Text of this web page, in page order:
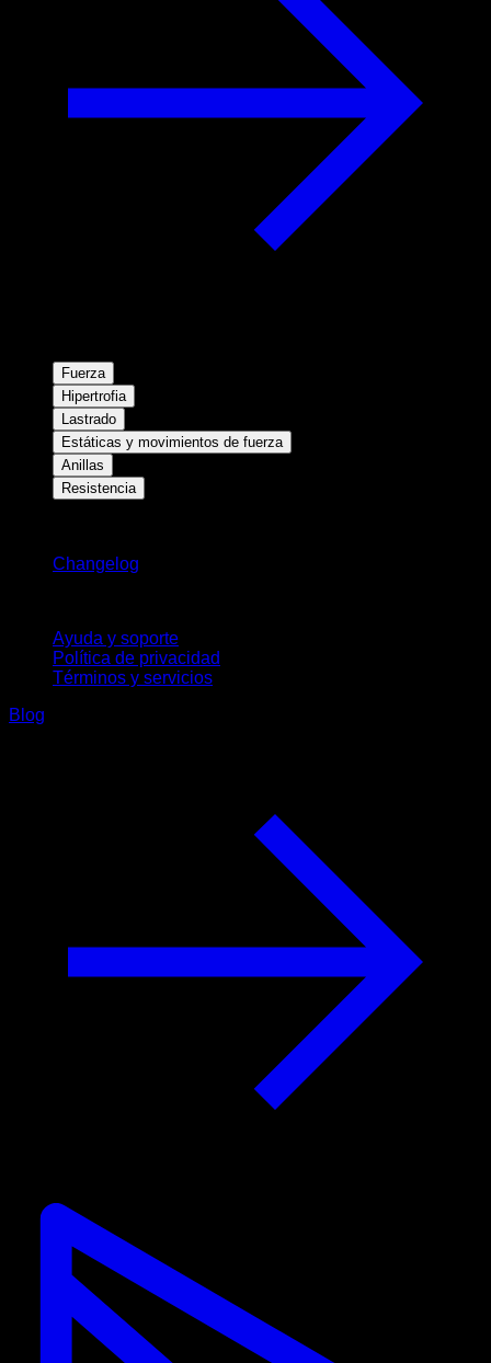
Fuerza
Hipertrofia
Lastrado
Estáticas y movimientos de fuerza
Anillas
Resistencia
Changelog
Ayuda y soporte
Política de privacidad
Términos y servicios
Blog